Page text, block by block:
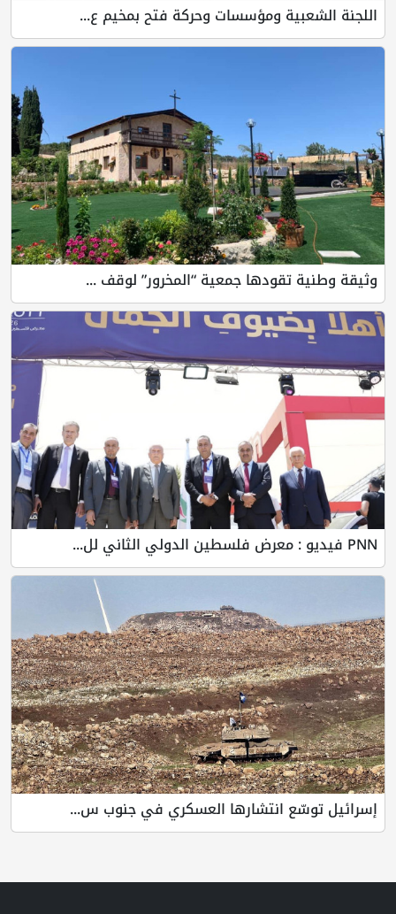
اللجنة الشعبية ومؤسسات وحركة فتح بمخيم ع...
وثيقة وطنية تقودها جمعية “المخرور” لوقف ...
PNN فيديو : معرض فلسطين الدولي الثاني لل...
إسرائيل توسّع انتشارها العسكري في جنوب س...